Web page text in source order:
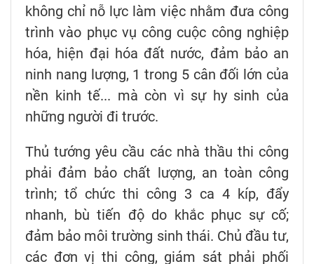
không chỉ nỗ lực làm việc nhằm đưa công
trình vào phục vụ công cuộc công nghiệp
hóa, hiện đại hóa đất nước, đảm bảo an
ninh nang lượng, 1 trong 5 cân đối lớn của
nền kinh tế... mà còn vì sự hy sinh của
những người đi trước.
Thủ tướng yêu cầu các nhà thầu thi công
phải đảm bảo chất lượng, an toàn công
trình; tổ chức thi công 3 ca 4 kíp, đẩy
nhanh, bù tiến độ do khắc phục sự cố;
đảm bảo môi trường sinh thái. Chủ đầu tư,
các đơn vị thi công, giám sát phải phối